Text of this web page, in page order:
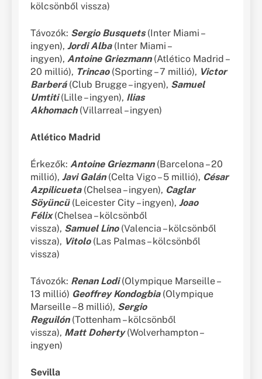
kölcsönből vissza)
Távozók: Sergio Busquets(Inter Miami –
ingyen), Jordi Alba(Inter Miami –
ingyen), Antoine Griezmann(Atlético Madrid –
20 millió), Trincao(Sporting – 7 millió), Victor
Barberá(Club Brugge – ingyen), Samuel
Umtiti(Lille – ingyen), Ilias
Akhomach (Villarreal – ingyen)
Atlético Madrid
Érkezők: Antoine Griezmann(Barcelona – 20
millió), Javi Galán (Celta Vigo – 5 millió), César
Azpilicueta (Chelsea – ingyen), Caglar
Söyüncü(Leicester City – ingyen), Joao
Félix(Chelsea – kölcsönből
vissza), Samuel Lino(Valencia – kölcsönből
vissza), Vitolo (Las Palmas – kölcsönből
vissza)
Távozók: Renan Lodi(Olympique Marseille –
13 millió) Geoffrey Kondogbia (Olympique
Marseille – 8 millió), Sergio
Reguilón(Tottenham – kölcsönből
vissza), Matt Doherty (Wolverhampton –
ingyen)
Sevilla